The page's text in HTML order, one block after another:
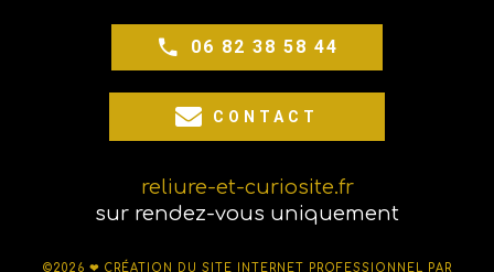
06 82 38 58 44
CONTACT
reliure-et-curiosite.fr
sur rendez-vous uniquement
©2026 ❤ CRÉATION DU SITE INTERNET PROFESSIONNEL PAR